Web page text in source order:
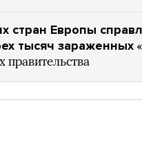
стран Европы
тысяч зараженных